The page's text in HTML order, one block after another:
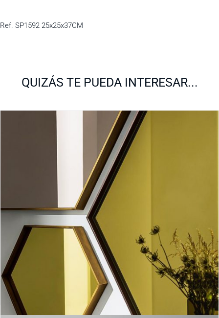
Ref. SP1592 25x25x37CM
QUIZÁS TE PUEDA INTERESAR...
Visual Hexagonal